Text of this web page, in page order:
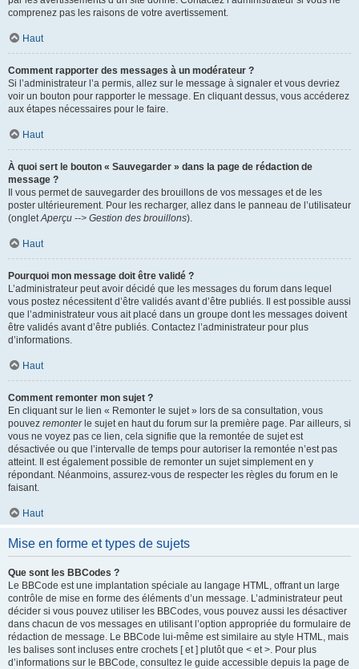
comprenez pas les raisons de votre avertissement.
Haut
Comment rapporter des messages à un modérateur ?
Si l’administrateur l’a permis, allez sur le message à signaler et vous devriez
voir un bouton pour rapporter le message. En cliquant dessus, vous accéderez
aux étapes nécessaires pour le faire.
Haut
À quoi sert le bouton « Sauvegarder » dans la page de rédaction de
message ?
Il vous permet de sauvegarder des brouillons de vos messages et de les
poster ultérieurement. Pour les recharger, allez dans le panneau de l’utilisateur
(ongletAperçu --> Gestion des brouillons).
Haut
Pourquoi mon message doit être validé ?
L’administrateur peut avoir décidé que les messages du forum dans lequel
vous postez nécessitent d’être validés avant d’être publiés. Il est possible aussi
que l’administrateur vous ait placé dans un groupe dont les messages doivent
être validés avant d’être publiés. Contactez l’administrateur pour plus
d’informations.
Haut
Comment remonter mon sujet ?
En cliquant sur le lien « Remonter le sujet » lors de sa consultation, vous
pouvez remonterle sujet en haut du forum sur la première page. Par ailleurs, si
vous ne voyez pas ce lien, cela signifie que la remontée de sujet est
désactivée ou que l’intervalle de temps pour autoriser la remontée n’est pas
atteint. Il est également possible de remonter un sujet simplement en y
répondant. Néanmoins, assurez-vous de respecter les règles du forum en le
faisant.
Haut
Mise en forme et types de sujets
Que sont les BBCodes ?
Le BBCode est une implantation spéciale au langage HTML, offrant un large
contrôle de mise en forme des éléments d’un message. L’administrateur peut
décider si vous pouvez utiliser les BBCodes, vous pouvez aussi les désactiver
dans chacun de vos messages en utilisant l’option appropriée du formulaire de
rédaction de message. Le BBCode lui-même est similaire au style HTML, mais
les balises sont incluses entre crochets [ et ] plutôt que < et >. Pour plus
d’informations sur le BBCode, consultez le guide accessible depuis la page de